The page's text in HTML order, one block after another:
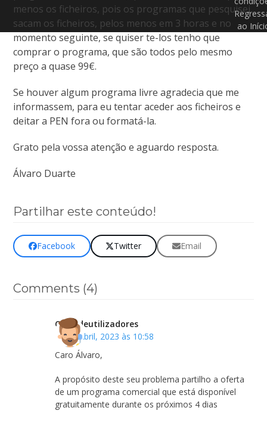
menos os ficheiros, pois os programas que pesquisei,
sacam os ficheiros, pelos menos em 3 horas e no
momento seguinte, se quiser te-los tenho que
comprar o programa, que são todos pelo mesmo
preço a quase 99€.
Se houver algum programa livre agradecia que me
informassem, para eu tentar aceder aos ficheiros e
deitar a PEN fora ou formatá-la.
Grato pela vossa atenção e aguardo resposta.
Álvaro Duarte
Partilhar este conteúdo!
Facebook Twitter Email
Comments (4)
Clubedeutilizadores
19 de Abril, 2023 às 10:58
Caro Álvaro,
A propósito deste seu problema partilho a oferta
de um programa comercial que está disponível
gratuitamente durante os próximos 4 dias
ao